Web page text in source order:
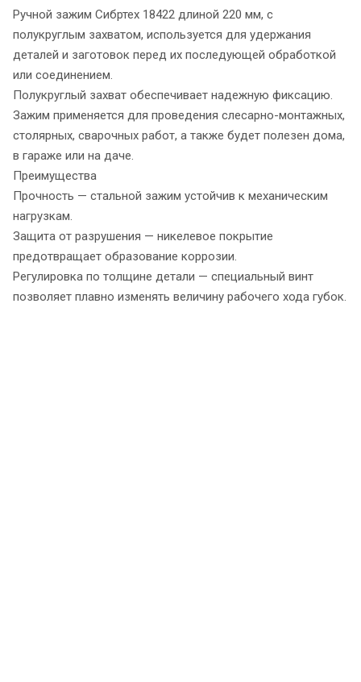
Ручной зажим Сибртех 18422 длиной 220 мм, с
полукруглым захватом, используется для удержания
деталей и заготовок перед их последующей обработкой
или соединением.
Полукруглый захват обеспечивает надежную фиксацию.
Зажим применяется для проведения слесарно-монтажных,
столярных, сварочных работ, а также будет полезен дома,
в гараже или на даче.
Преимущества
Прочность — стальной зажим устойчив к механическим
нагрузкам.
Защита от разрушения — никелевое покрытие
предотвращает образование коррозии.
Регулировка по толщине детали — специальный винт
позволяет плавно изменять величину рабочего хода губок.